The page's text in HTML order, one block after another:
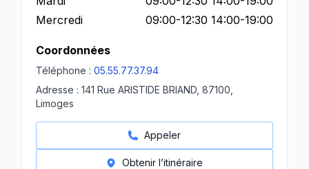
Mercredi
09:00-12:30 14:00-19:00
Coordonnées
Téléphone : 05.55.77.37.94
Adresse : 141 Rue ARISTIDE BRIAND, 87100,
Limoges
Appeler
Obtenir l’itinéraire